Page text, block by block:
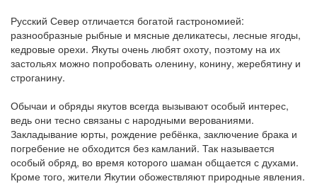
Русский Север отличается богатой гастрономией:
разнообразные рыбные и мясные деликатесы, лесные ягоды,
кедровые орехи. Якуты очень любят охоту, поэтому на их
застольях можно попробовать оленину, конину, жеребятину и
строганину.
Обычаи и обряды якутов всегда вызывают особый интерес,
ведь они тесно связаны с народными верованиями.
Закладывание юрты, рождение ребёнка, заключение брака и
погребение не обходится без камланий. Так называется
особый обряд, во время которого шаман общается с духами.
Кроме того, жители Якутии обожествляют природные явления.